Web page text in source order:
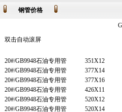
钢管价格
双击自动滚屏
20#/GB9948石油专用管 351X12
20#/GB9948石油专用管
377X14
20#/GB9948石油专用管
377X16
20#/GB9948石油专用管
426X11
20#/GB9948石油专用管
520X12
20#/GB9948石油专用管
520X14